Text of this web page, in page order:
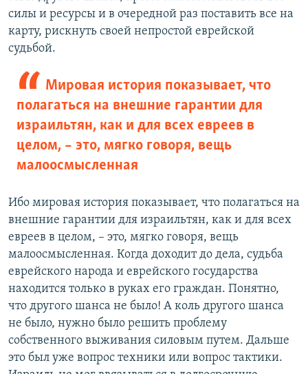
силы и ресурсы и в очередной раз поставить все на
карту, рискнуть своей непростой еврейской
судьбой.
Мировая история показывает, что
полагаться на внешние гарантии для
израильтян, как и для всех евреев в
целом, – это, мягко говоря, вещь
малоосмысленная
Ибо мировая история показывает, что полагаться на
внешние гарантии для израильтян, как и для всех
евреев в целом, – это, мягко говоря, вещь
малоосмысленная. Когда доходит до дела, судьба
еврейского народа и еврейского государства
находится только в руках его граждан. Понятно,
что другого шанса не было! А коль другого шанса
не было, нужно было решить проблему
собственного выживания силовым путем. Дальше
это был уже вопрос техники или вопрос тактики.